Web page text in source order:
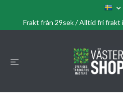
Frakt från 29sek / Alltid fri frakt